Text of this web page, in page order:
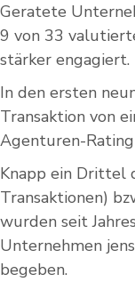
Geratete
9 von 33
stärker engagiert.
In den ersten
Transaktion von
Agenturen-
Knapp ein Drittel
Transaktionen)
wurden seit
Unternehmen
begeben.